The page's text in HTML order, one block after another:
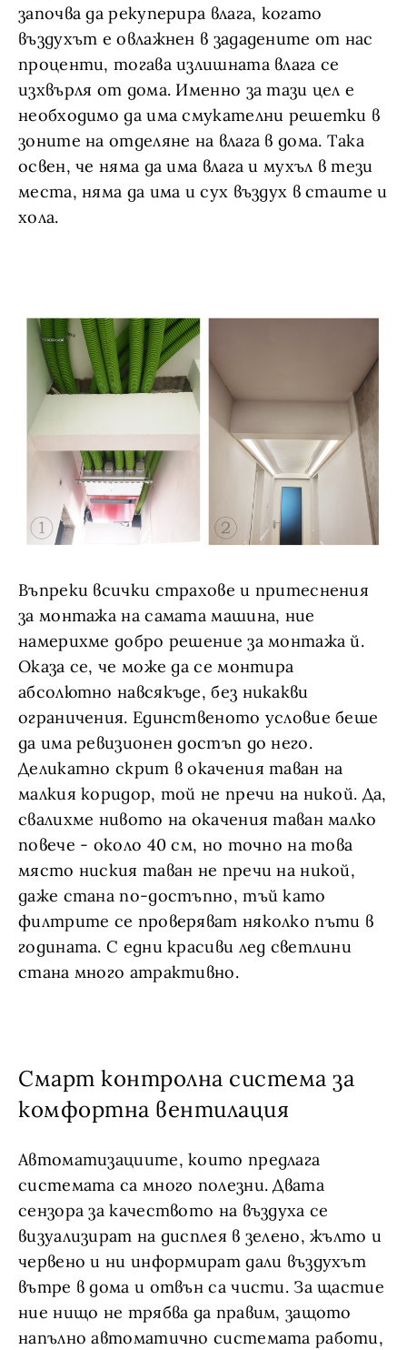
започва да рекуперира влага, когато
въздухът е овлажнен в зададените от нас
проценти, тогава излишната влага се
изхвърля от дома. Именно за тази цел е
необходимо да има смукателни решетки в
зоните на отделяне на влага в дома. Така
освен, че няма да има влага и мухъл в тези
места, няма да има и сух въздух в стаите и
хола.
Въпреки всички страхове и притеснения
за монтажа на самата машина, ние
намерихме добро решение за монтажа й.
Оказа се, че може да се монтира
абсолютно навсякъде, без никакви
ограничения. Единственото условие беше
да има ревизионен достъп до него.
Деликатно скрит в окачения таван на
малкия коридор, той не пречи на никой. Да,
свалихме нивото на окачения таван малко
повече - около 40 см, но точно на това
място ниския таван не пречи на никой,
даже стана по-достъпно, тъй като
филтрите се проверяват няколко пъти в
годината. С едни красиви лед светлини
стана много атрактивно.
Смарт контролна система за
комфортна вентилация
Автоматизациите, които предлага
системата са много полезни. Двата
сензора за качеството на въздуха се
визуализират на дисплея в зелено, жълто и
червено и ни информират дали въздухът
вътре в дома и отвън са чисти. За щастие
ние нищо не трябва да правим, защото
напълно автоматично системата работи,